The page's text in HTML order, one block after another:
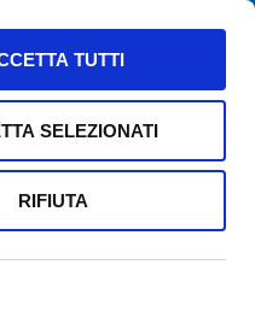
TUTTI
SELEZIONATI
RIFIUTA
CONTATTI
E PARCHEGGI